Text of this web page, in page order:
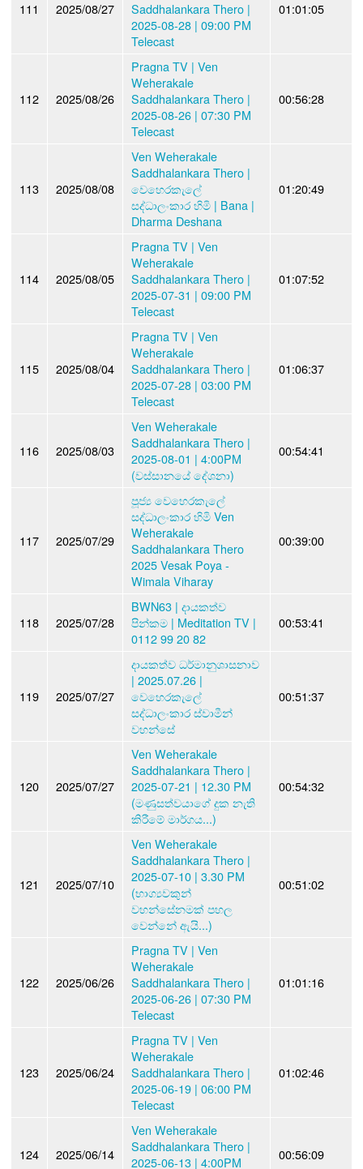
111 2025/08/27
Saddhalankara Thero |
2025-08-28 | 09:00 PM
Telecast
01:01:05
112 2025/08/26
Pragna TV | Ven
Weherakale
Saddhalankara Thero |
2025-08-26 | 07:30 PM
Telecast
00:56:28
113 2025/08/08
Ven Weherakale
Saddhalankara Thero |
වෙහෙරකැලේ
සද්ධාලංකාර හිමි | Bana |
Dharma Deshana
01:20:49
114 2025/08/05
Pragna TV | Ven
Weherakale
Saddhalankara Thero |
2025-07-31 | 09:00 PM
Telecast
01:07:52
115 2025/08/04
Pragna TV | Ven
Weherakale
Saddhalankara Thero |
2025-07-28 | 03:00 PM
Telecast
01:06:37
116 2025/08/03
Ven Weherakale
Saddhalankara Thero |
2025-08-01 | 4:00PM
(වස්සානයේ දේශනා)
00:54:41
117 2025/07/29
පූජ්‍ය වෙහෙරකැලේ
සද්ධාලංකාර හිමි Ven
Weherakale
Saddhalankara Thero
2025 Vesak Poya -
Wimala Viharay
00:39:00
118 2025/07/28
BWN63 | දායකත්ව
පින්කම | Meditation TV |
0112 99 20 82
00:53:41
119 2025/07/27
දායකත්ව ධර්මානුශාසනාව
| 2025.07.26 |
වෙහෙරකැලේ
සද්ධාලංකාර ස්වාමීන්
වහන්සේ
00:51:37
120 2025/07/27
Ven Weherakale
Saddhalankara Thero |
2025-07-21 | 12.30 PM
(මණුසත්වයාගේ දුක නැති
කිරීමේ මාර්ගය...)
00:54:32
121 2025/07/10
Ven Weherakale
Saddhalankara Thero |
2025-07-10 | 3.30 PM
(භාග්‍යවකුන්
වහන්සේනමක් පහල
වෙන්නේ ඇයි...)
00:51:02
122 2025/06/26
Pragna TV | Ven
Weherakale
Saddhalankara Thero |
2025-06-26 | 07:30 PM
Telecast
01:01:16
123 2025/06/24
Pragna TV | Ven
Weherakale
Saddhalankara Thero |
2025-06-19 | 06:00 PM
Telecast
01:02:46
124 2025/06/14
Ven Weherakale
Saddhalankara Thero |
2025-06-13 | 4:00PM
00:56:09